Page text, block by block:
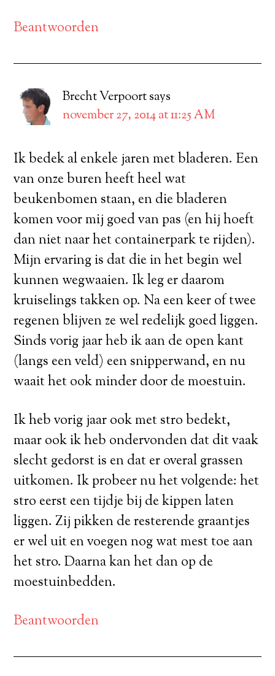
Beantwoorden
Brecht Verpoortsays
november 27, 2014 at 11:25 AM
Ik bedek al enkele jaren met bladeren. Een
van onze buren heeft heel wat
beukenbomen staan, en die bladeren
komen voor mij goed van pas (en hij hoeft
dan niet naar het containerpark te rijden).
Mijn ervaring is dat die in het begin wel
kunnen wegwaaien. Ik leg er daarom
kruiselings takken op. Na een keer of twee
regenen blijven ze wel redelijk goed liggen.
Sinds vorig jaar heb ik aan de open kant
(langs een veld) een snipperwand, en nu
waait het ook minder door de moestuin.
Ik heb vorig jaar ook met stro bedekt,
maar ook ik heb ondervonden dat dit vaak
slecht gedorst is en dat er overal grassen
uitkomen. Ik probeer nu het volgende: het
stro eerst een tijdje bij de kippen laten
liggen. Zij pikken de resterende graantjes
er wel uit en voegen nog wat mest toe aan
het stro. Daarna kan het dan op de
moestuinbedden.
Beantwoorden